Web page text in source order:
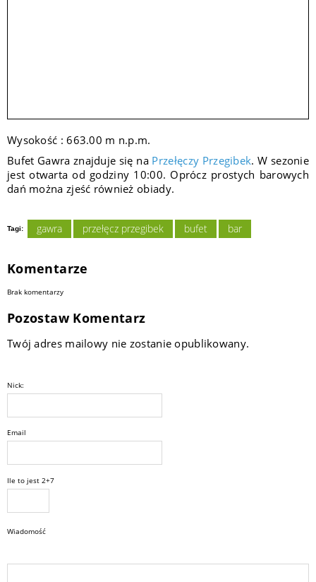
Wysokość : 663.00 m n.p.m.
Bufet Gawra znajduje się na Przełęczy Przegibek. W sezonie
jest otwarta od godziny 10:00. Oprócz prostych barowych
dań można zjeść również obiady.
Tagi: gawra przełęcz przegibek bufet bar
Komentarze
Brak komentarzy
Pozostaw Komentarz
Twój adres mailowy nie zostanie opublikowany.
Nick:
Email
Ile to jest 2+7
Wiadomość